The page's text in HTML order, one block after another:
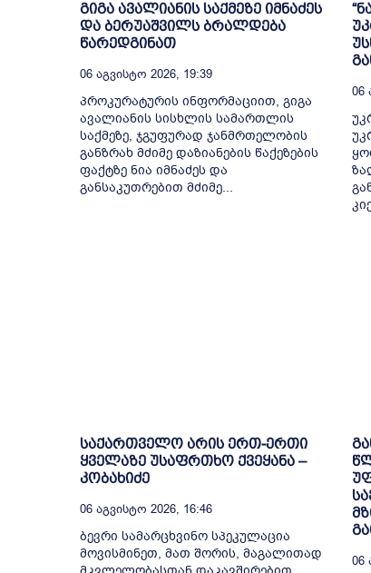
გიგა ავალიანის საქმეზე იმნაძეს
და ბერუაშვილს ბრალდება
წარედგინათ
06 Აგვისტო 2026, 19:39
პროკურატურის ინფორმაციით, გიგა
ავალიანის სისხლის სამართლის
საქმეზე, ჯგუფურად ჯანმრთელობის
განზრახ მძიმე დაზიანების წაქეზების
ფაქტზე ნია იმნაძეს და
განსაკუთრებით მძიმე...
06
საქართველო არის ერთ-ერთი
ყველაზე უსაფრთხო ქვეყანა –
კობახიძე
06 Აგვისტო 2026, 16:46
ბევრი სამარცხვინო სპეკულაცია
მოვისმინეთ, მათ შორის, მაგალითად
06